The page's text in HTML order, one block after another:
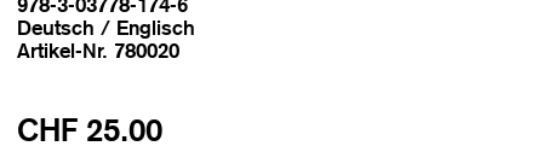
Deutsch / Englisch
Artikel-Nr. 780020
CHF 25.00